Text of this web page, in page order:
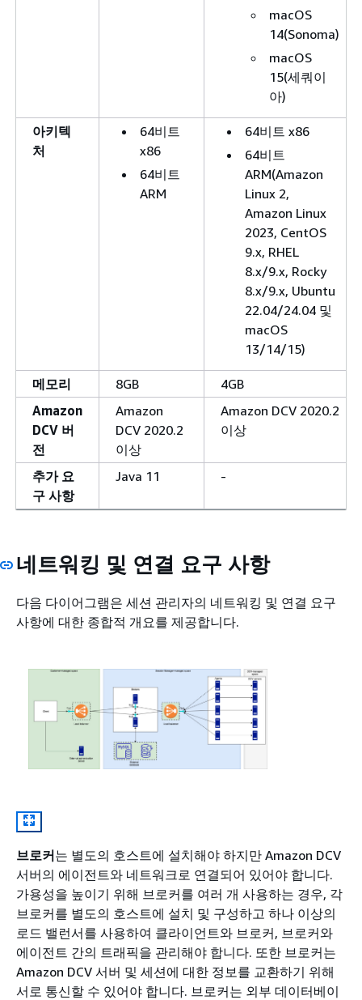
macOS
14(Sonoma)
macOS
15(세쿼이
아)
아키텍
처
64비트
x86
64비트
ARM
64비트 x86
64비트
ARM(Amazon
Linux 2,
Amazon Linux
2023, CentOS
9.x, RHEL
8.x/9.x, Rocky
8.x/9.x, Ubuntu
22.04/24.04 및
macOS
13/14/15)
메모리 8GB
4GB
Amazon
DCV 버
전
Amazon
DCV 2020.2
이상
Amazon DCV 2020.2
이상
추가 요
구 사항
Java 11 -
네트워킹 및 연결 요구 사항
다음 다이어그램은 세션 관리자의 네트워킹 및 연결 요구
사항에 대한 종합적 개요를 제공합니다.
브로커는 별도의 호스트에 설치해야 하지만 Amazon DCV
서버의 에이전트와 네트워크로 연결되어 있어야 합니다.
가용성을 높이기 위해 브로커를 여러 개 사용하는 경우, 각
브로커를 별도의 호스트에 설치 및 구성하고 하나 이상의
로드 밸런서를 사용하여 클라이언트와 브로커, 브로커와
에이전트 간의 트래픽을 관리해야 합니다. 또한 브로커는
Amazon DCV 서버 및 세션에 대한 정보를 교환하기 위해
서로 통신할 수 있어야 합니다. 브로커는 외부 데이터베이